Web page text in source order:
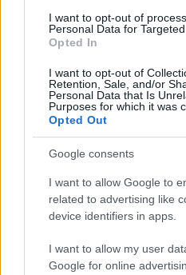
I want to opt-out of
Personal Data for Targeted
Opted In
I want to opt-out of
Retention, Sale, and/or
Personal Data that Is
Purposes for which it was
Opted Out
Google consents
I want to allow Google to
related to advertising like
device identifiers in apps.
I want to allow my user
Google for online